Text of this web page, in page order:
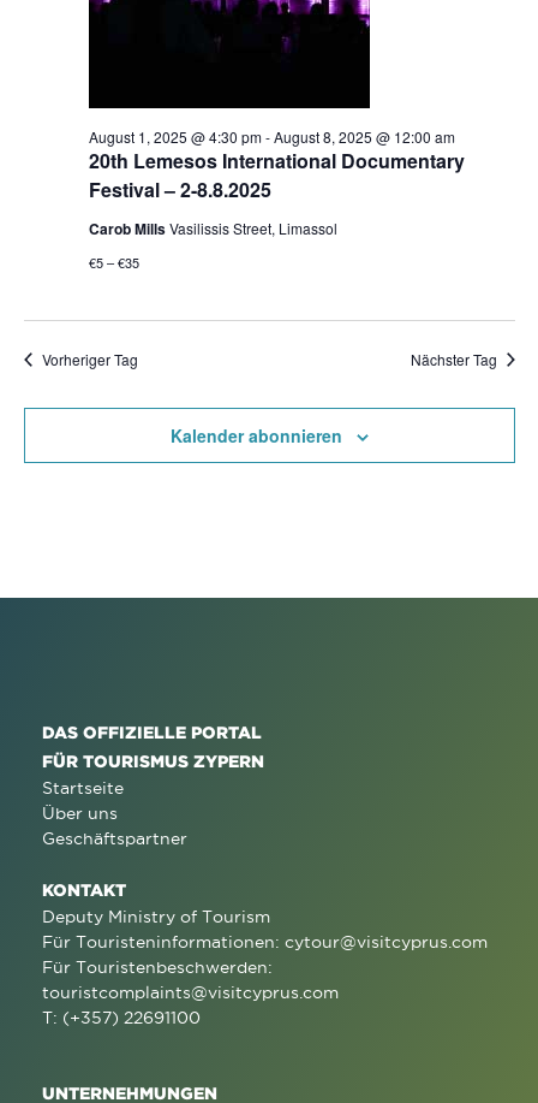
20th Lemesos International Documentary
Festival – 2-8.8.2025
August 1, 2025 @ 4:30 pm-August 8, 2025 @ 12:00 am
Carob MillsVasilissis Street, Limassol
€5 – €35
Vorheriger Tag Nächster Tag
Kalender abonnieren
DAS OFFIZIELLE PORTAL
FÜR TOURISMUS ZYPERN
Startseite
Über uns
Geschäftspartner
KONTAKT
Deputy Ministry of Tourism
Für Touristeninformationen: cytour@visitcyprus.com
Für Touristenbeschwerden:
touristcomplaints@visitcyprus.com
T: (+357) 22691100
UNTERNEHMUNGEN